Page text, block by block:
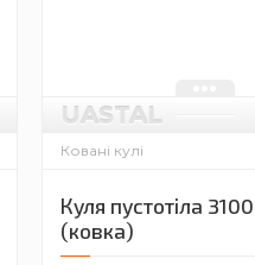
UASTAL
Ковані кулі
Куля пустотіла
(ковка)